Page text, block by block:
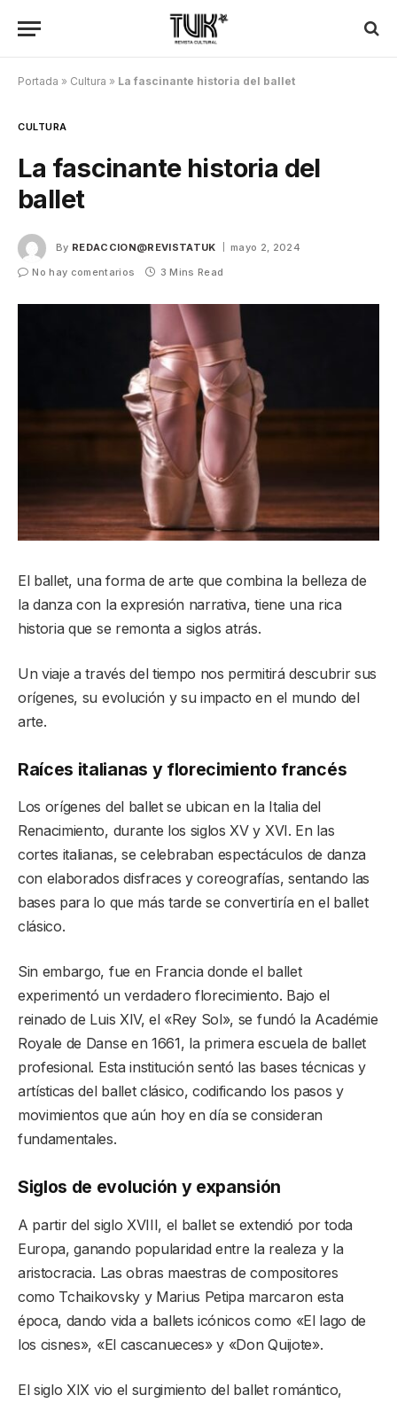
Portada » Cultura » La fascinante historia del ballet
CULTURA
La fascinante historia del
ballet
By REDACCION@REVISTATUK
mayo 2, 2024
No hay comentarios
3 Mins Read
El ballet, una forma de arte que combina la belleza de
la danza con la expresión narrativa, tiene una rica
historia que se remonta a siglos atrás.
Un viaje a través del tiempo nos permitirá descubrir sus
orígenes, su evolución y su impacto en el mundo del
arte.
Raíces italianas y florecimiento francés
Los orígenes del ballet se ubican en la Italia del
Renacimiento, durante los siglos XV y XVI. En las
cortes italianas, se celebraban espectáculos de danza
con elaborados disfraces y coreografías, sentando las
bases para lo que más tarde se convertiría en el ballet
clásico.
Sin embargo, fue en Francia donde el ballet
experimentó un verdadero florecimiento. Bajo el
reinado de Luis XIV, el «Rey Sol», se fundó la Académie
Royale de Danse en 1661, la primera escuela de ballet
profesional. Esta institución sentó las bases técnicas y
artísticas del ballet clásico, codificando los pasos y
movimientos que aún hoy en día se consideran
fundamentales.
Siglos de evolución y expansión
A partir del siglo XVIII, el ballet se extendió por toda
Europa, ganando popularidad entre la realeza y la
aristocracia. Las obras maestras de compositores
como Tchaikovsky y Marius Petipa marcaron esta
época, dando vida a ballets icónicos como «El lago de
los cisnes», «El cascanueces» y «Don Quijote».
El siglo XIX vio el surgimiento del ballet romántico,